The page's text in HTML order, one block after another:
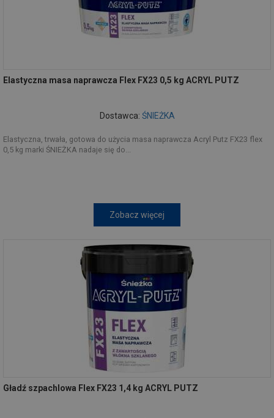
Elastyczna masa naprawcza Flex FX23 0,5 kg ACRYL PUTZ
Dostawca: ŚNIEŻKA
Elastyczna, trwała, gotowa do użycia masa naprawcza Acryl Putz FX23 flex
0,5 kg marki ŚNIEŻKA nadaje się do...
Zobacz więcej
Gładź szpachlowa Flex FX23 1,4 kg ACRYL PUTZ